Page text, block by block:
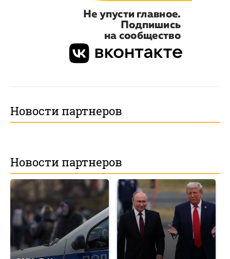
Новости партнеров
Новости партнеров